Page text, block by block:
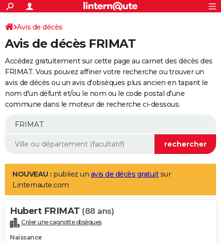
ACTUALITÉS
Politique
Société
Faits Divers
Education
Monde
Villes
+
SPORT
Coupe du monde 2026
Football
Tennis
Cyclisme
Rugby
Forum
Programme TV
TNT
Streaming
Cinéma
Sorties cinéma
Musique
+
FINANCE
Retraite
Epargne
Immobilier
Risques naturels par ville
Banque
Assurance
AUTO
Essais
Réserver un essai
Citadines
Berlines
SUV
Forum auto
+
Mobiles
Meilleur smartphone
Internet
Ordinateurs
Jeux vidéo
Guide high-tech
Aménagement intérieur
LIFESTYLE
Art de vivre
Bien-être
Loisirs
Mode
Modes de vie
Alimentation
Guide de la santé
Maladies
Médicaments
Sommeil
VOYAGE
Destinations
City break
Voyage nature
Voyage de noces
Forum
Climat
+PHOTO
Avis de décès
Avis de décès FRIMAT
Accédez gratuitement sur cette page au carnet des décès des
FRIMAT. Vous pouvez affiner votre recherche ou trouver un
avis de décès ou un avis d'obsèques plus ancien en tapant le
nom d'un défunt et/ou le nom ou le code postal d'une
commune dans le moteur de recherche ci-dessous.
NOUVEAU : publiez un avis de décès gratuitsur
Linternaute.com
Hubert FRIMAT (88 ans)
Créer une cagnotte obsèques
Naissance